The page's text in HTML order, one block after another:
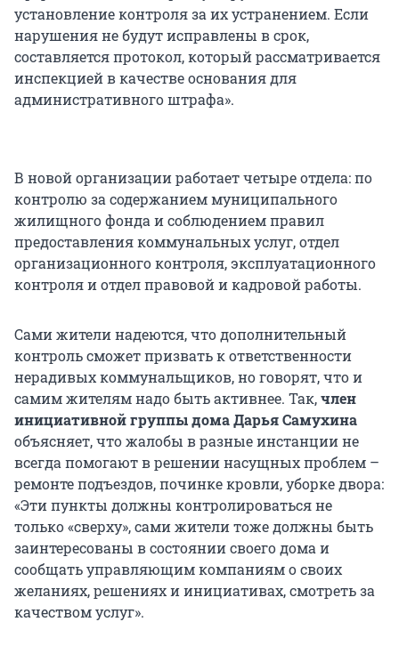
установление контроля за их устранением. Если
нарушения не будут исправлены в срок,
составляется протокол, который рассматривается
инспекцией в качестве основания для
административного штрафа».
В новой организации работает четыре отдела: по
контролю за содержанием муниципального
жилищного фонда и соблюдением правил
предоставления коммунальных услуг, отдел
организационного контроля, эксплуатационного
контроля и отдел правовой и кадровой работы.
Сами жители надеются, что дополнительный
контроль сможет призвать к ответственности
нерадивых коммунальщиков, но говорят, что и
самим жителям надо быть активнее. Так,член
инициативной группы дома Дарья Самухина
объясняет, что жалобы в разные инстанции не
всегда помогают в решении насущных проблем –
ремонте подъездов, починке кровли, уборке двора:
«Эти пункты должны контролироваться не
только «сверху», сами жители тоже должны быть
заинтересованы в состоянии своего дома и
сообщать управляющим компаниям о своих
желаниях, решениях и инициативах, смотреть за
качеством услуг».